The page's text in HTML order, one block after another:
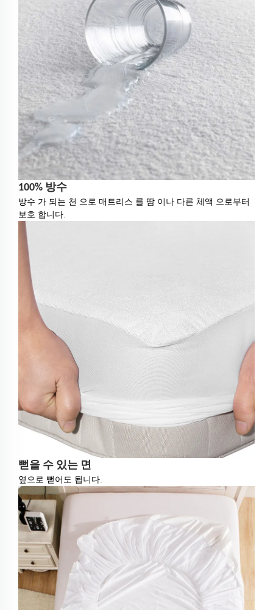
100% 방수
방수 가 되는 천 으로 매트리스 를 땀 이나 다른 체액 으로부터
보호 합니다.
뻗을 수 있는 면
옆으로 뻗어도 됩니다.